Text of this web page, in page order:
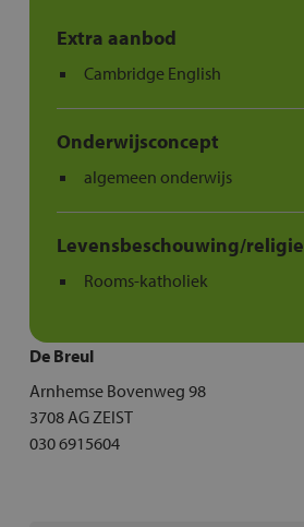
De Breul
Arnhemse Bovenweg 98
3708 AG ZEIST
030 6915604
Extra aanbod
Cambridge English
Onderwijsconcept
algemeen onderwijs
Levensbeschouwing/religie
Rooms-katholiek